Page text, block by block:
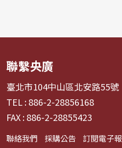
聯繫央廣
臺北市104中山區北安路55號
TEL : 886-2-28856168
FAX : 886-2-28855423
聯絡我們 採購公告 訂閱電子報